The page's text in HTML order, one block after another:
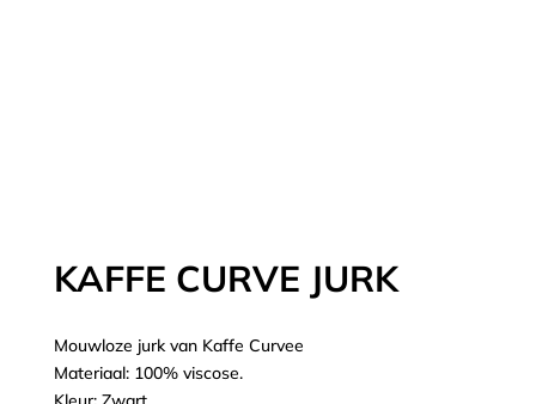
KAFFE CURVE JURK
Mouwloze jurk van Kaffe Curvee
Materiaal: 100% viscose.